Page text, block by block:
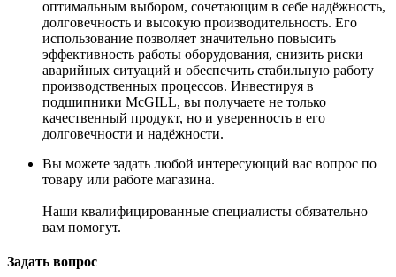
оптимальным выбором, сочетающим в себе надёжность,
долговечность и высокую производительность. Его
использование позволяет значительно повысить
эффективность работы оборудования, снизить риски
аварийных ситуаций и обеспечить стабильную работу
производственных процессов. Инвестируя в
подшипники McGILL, вы получаете не только
качественный продукт, но и уверенность в его
долговечности и надёжности.
Вы можете задать любой интересующий вас вопрос по
товару или работе магазина.
Наши квалифицированные специалисты обязательно
вам помогут.
Задать вопрос